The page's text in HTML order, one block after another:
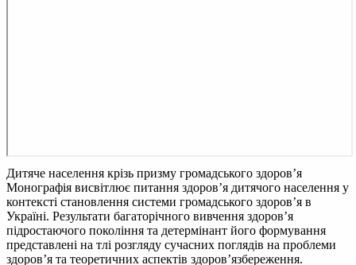
Дитяче населення крізь призму громадського здоров’я
Монографія висвітлює питання здоров’я дитячого населення у
контексті становлення системи громадського здоров’я в
Україні. Результати багаторічного вивчення здоров’я
підростаючого покоління та детермінант його формування
представлені на тлі розгляду сучасних поглядів на проблеми
здоров’я та теоретичних аспектів здоров’язбереження.